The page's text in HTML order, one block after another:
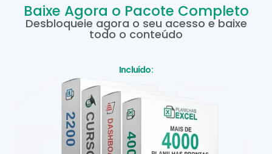
Baixe Agora o Pacote Completo
Desbloqueie agora o seu acesso e baixe
todo o conteúdo
Incluído: